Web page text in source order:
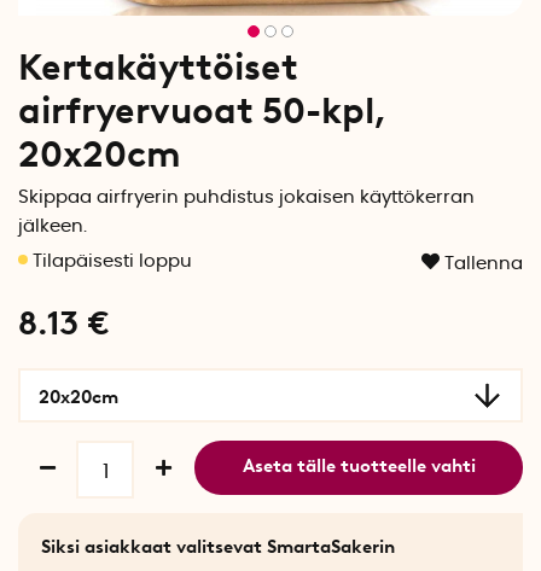
Kertakäyttöiset
airfryervuoat 50-kpl,
20x20cm
Skippaa airfryerin puhdistus jokaisen käyttökerran
jälkeen.
Tallenna
8.13 €
20x20cm
Aseta tälle tuotteelle vahti
Siksi asiakkaat valitsevat SmartaSakerin